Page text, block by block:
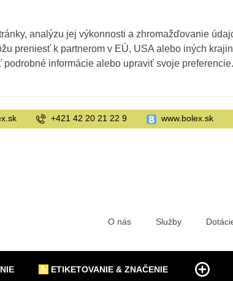
ETIKETOVANIE & ZNAČENIE
O nás Služby
+421 42 20 21 22 9 www.bolex.sk
analýzu jej výkonnosti a zhromažďovanie
preniesť k partnerom v EÚ, USA alebo iných
informácie alebo upraviť svoje preferencie.